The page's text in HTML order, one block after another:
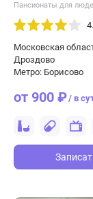
Пансионаты для
Московская
Дроздово
Метро: Борисово
от 900 ₽/ в